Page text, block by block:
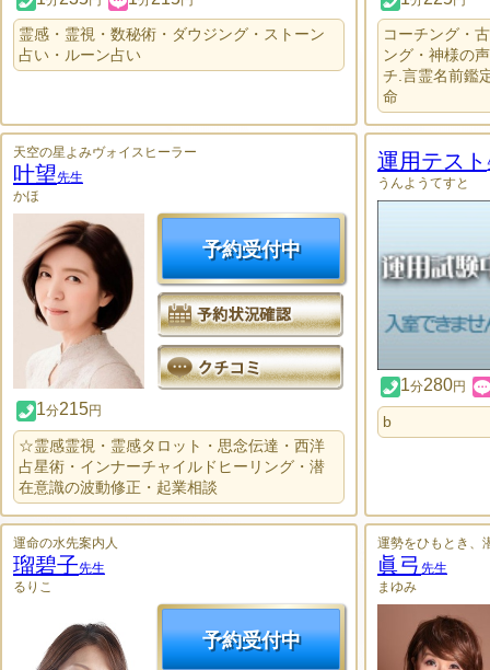
霊感・霊視・数秘術・ダウジング・ストーン
占い・ルーン占い
コーチング・
ング・神様の
チ.言霊名前鑑
命
天空の星よみヴォイスヒーラー
叶望先生
かほ
予約受付中
1分215円
☆霊感霊視・霊感タロット・思念伝達・西洋
占星術・インナーチャイルドヒーリング・潜
在意識の波動修正・起業相談
運用テスト
うんようてすと
1分280円
b
運命の水先案内人
瑠碧子先生
るりこ
予約受付中
運勢をひもとき、
眞弓 先生
まゆみ